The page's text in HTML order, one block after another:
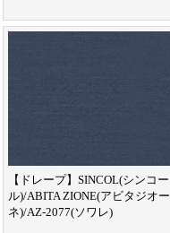
【ドレープ】SINCOL(シンコー
ル)/ABITA ZIONE(アビタジオー
ネ)/AZ-2077(ソワレ)